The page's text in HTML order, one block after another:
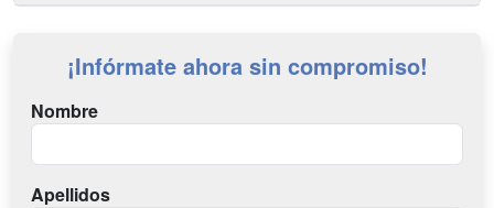
¡Infórmate ahora sin compromiso!
Nombre
Apellidos